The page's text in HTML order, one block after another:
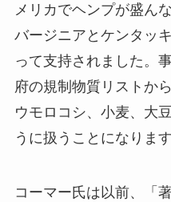
メリカでヘンプが盛ん
バージニアとケンタッ
って支持されました。
府の規制物質リストから
ウモロコシ、小麦、大
うに扱うことになります
コーマー氏は以前、「